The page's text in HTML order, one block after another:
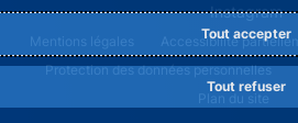
Tout accepter
Tout refuser
Instagram
ACPR footer legal notice menu
Mentions légales Accessibilité
Protection des données personnelles
Plan du site